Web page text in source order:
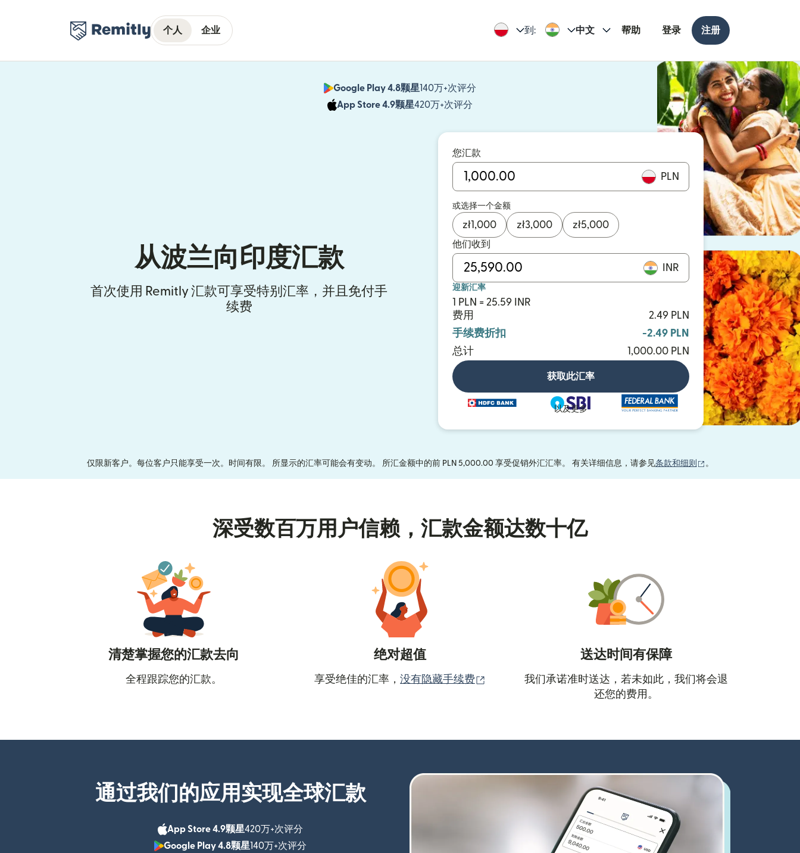
个人 企业 到: 中文 帮助 登录 注册
Google Play 4.8颗星140万+次评分
App Store 4.9颗星420万+次评分
从波兰向印度汇款
首次使用 Remitly 汇款可享受特别汇率，并且免付手
续费
您汇款
PLN
或选择一个金额
zł1,000 zł3,000 zł5,000
他们收到
INR
迎新汇率
1 PLN = 25.59 INR
费用
2.49 PLN
手续费折扣
-2.49 PLN
总计
1,000.00 PLN
获取此汇率
以及更多
仅限新客户。每位客户只能享受一次。时间有限。 所显示的汇率可能会有变动。 所汇金额中的前 PLN 5,000.00 享受促销外汇汇率。 有关详细信息，请参见条款和细则 （在新窗口中打开）
。
深受数百万用户信赖，汇款金额达数十亿
清楚掌握您的汇款去向
全程跟踪您的汇款。
绝对超值
享受绝佳的汇率， 没有隐藏手续费 （在新窗口中打开）
送达时间有保障
我们承诺准时送达，若未如此，我们将会退
还您的费用。
通过我们的应用实现全球汇款
App Store 4.9颗星420万+次评分
Google Play 4.8颗星140万+次评分